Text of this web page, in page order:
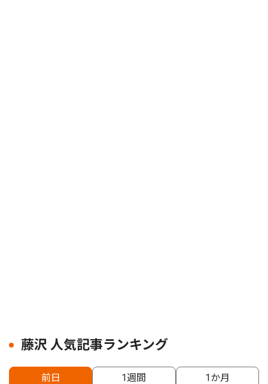
藤沢 人気記事ランキング
前日 1週間 1か月